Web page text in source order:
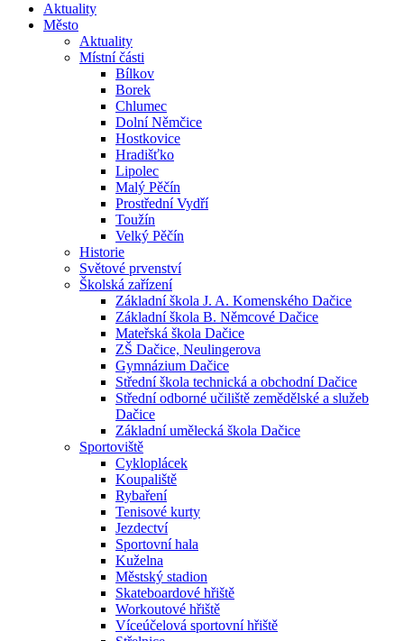
Aktuality
Město
Aktuality
Místní části
Bílkov
Borek
Chlumec
Dolní Němčice
Hostkovice
Hradišťko
Lipolec
Malý Pěčín
Prostřední Vydří
Toužín
Velký Pěčín
Historie
Světové prvenství
Školská zařízení
Základní škola J. A. Komenského Dačice
Základní škola B. Němcové Dačice
Mateřská škola Dačice
ZŠ Dačice, Neulingerova
Gymnázium Dačice
Střední škola technická a obchodní Dačice
Střední odborné učiliště zemědělské a služeb
Dačice
Základní umělecká škola Dačice
Sportoviště
Cykloplácek
Koupaliště
Rybaření
Tenisové kurty
Jezdectví
Sportovní hala
Kuželna
Městský stadion
Skateboardové hřiště
Workoutové hřiště
Víceúčelová sportovní hřiště